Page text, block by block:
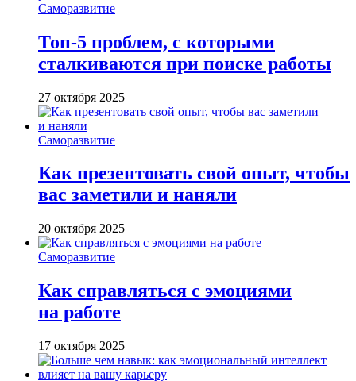
Саморазвитие
Топ-5 проблем, с которыми
сталкиваются при поиске работы
27 октября 2025
Саморазвитие
Как презентовать свой опыт, чтобы
вас заметили и наняли
20 октября 2025
Саморазвитие
Как справляться с эмоциями
на работе
17 октября 2025